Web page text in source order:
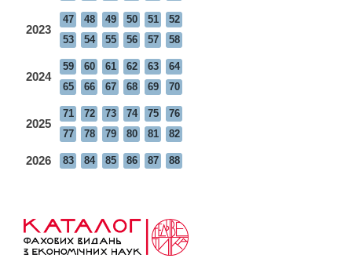
2023
47 48 49 50 51
52
53
54 55 56 57 58
2024
59 60 61 62 63
64
65
66 67 68 69 70
2025
71 72 73 74 75
76
77
78 79 80 81 82
2026 83 84 85 86 87 88